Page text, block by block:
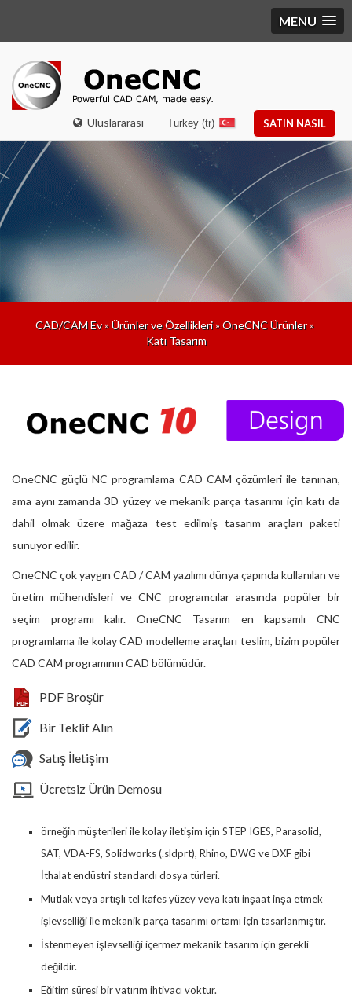
MENU
Uluslararası SATIN NASIL
Turkey (tr)
CAD/CAM Ev»Ürünler ve Özellikleri»OneCNC Ürünler»
Katı Tasarım
OneCNC güçlü NC programlama CAD CAM çözümleri ile tanınan,
ama aynı zamanda 3D yüzey ve mekanik parça tasarımı için katı da
dahil olmak üzere mağaza test edilmiş tasarım araçları paketi
sunuyor edilir.
OneCNC çok yaygın CAD / CAM yazılımı dünya çapında kullanılan ve
üretim mühendisleri ve CNC programcılar arasında popüler bir
seçim programı kalır. OneCNC Tasarım en kapsamlı CNC
programlama ile kolay CAD modelleme araçları teslim, bizim popüler
CAD CAM programının CAD bölümüdür.
PDF Broşür
Bir Teklif Alın
Satış İletişim
Ücretsiz Ürün Demosu
örneğin müşterileri ile kolay iletişim için STEP IGES, Parasolid,
SAT, VDA-FS, Solidworks (.sldprt), Rhino, DWG ve DXF gibi
İthalat endüstri standardı dosya türleri.
Mutlak veya artışlı tel kafes yüzey veya katı inşaat inşa etmek
işlevselliği ile mekanik parça tasarımı ortamı için tasarlanmıştır.
İstenmeyen işlevselliği içermez mekanik tasarım için gerekli
değildir.
Eğitim süresi bir yatırım ihtiyacı yoktur.